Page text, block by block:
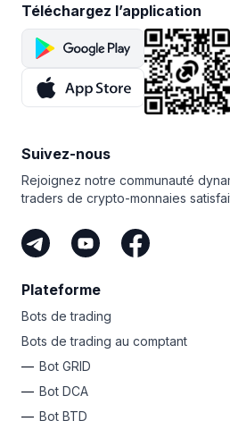
Téléchargez l’application
Suivez-nous
Rejoignez notre communauté
traders de crypto-monnaies
Plateforme
Bots de trading
Bots de trading au comptant
Bot GRID
Bot DCA
Bot BTD